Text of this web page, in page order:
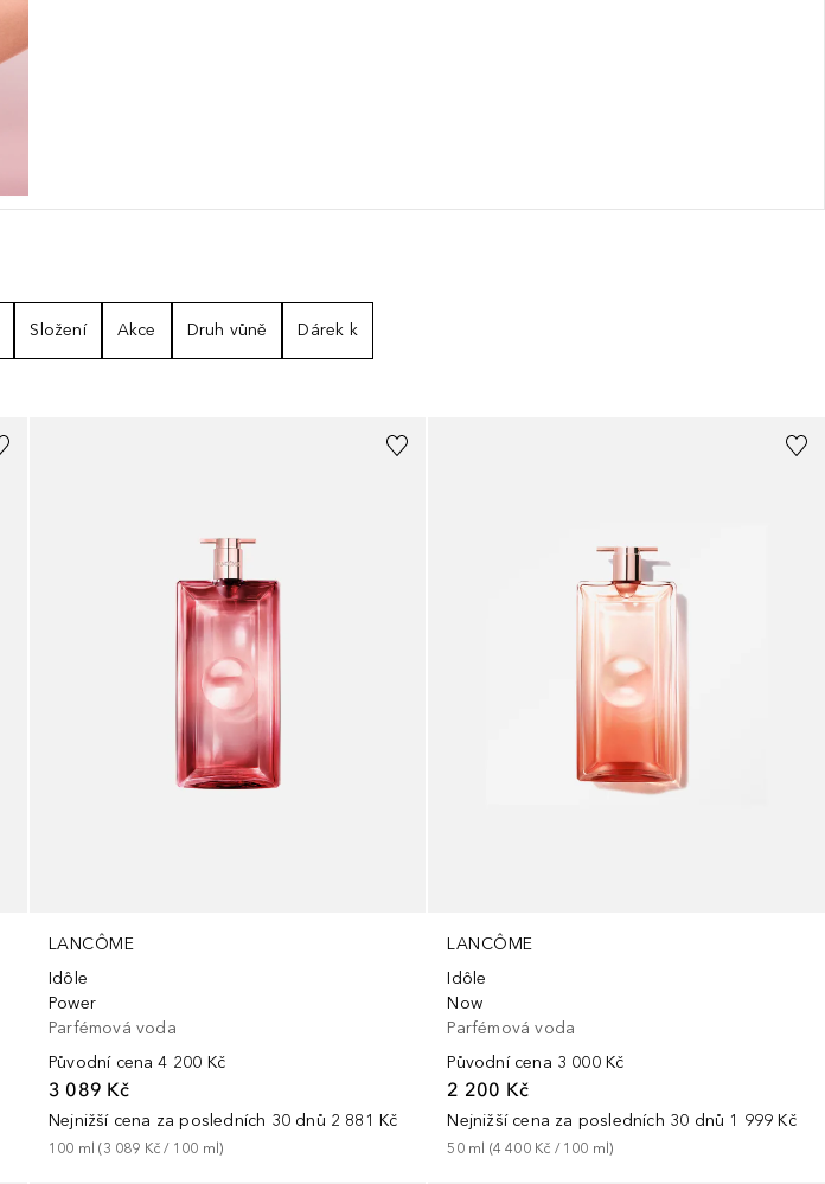
Složení Akce Druh vůně Dárek k
LANCÔME
Idôle
Power
Parfémová voda
Původní cena 4 200 Kč
3 089 Kč
Nejnižší cena za posledních 30 dnů 2 881 Kč
100 ml (3 089 Kč / 100 ml )
LANCÔME
Idôle
Now
Parfémová voda
Původní cena 3 000 Kč
2 200 Kč
Nejnižší cena za posledních 30 dnů 1 999 Kč
50 ml (4 400 Kč / 100 ml)
+13